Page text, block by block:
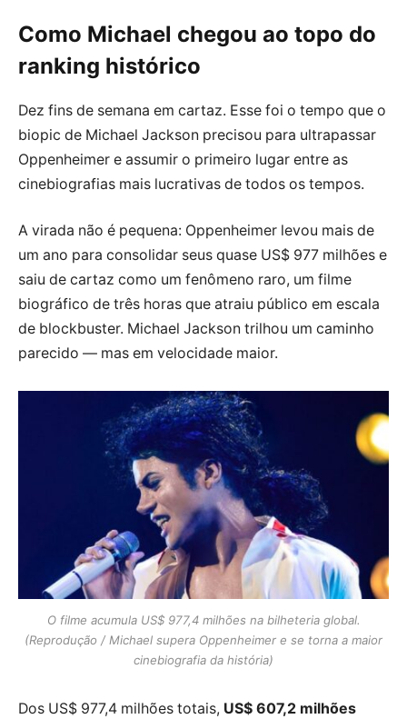
Como Michael chegou ao topo do
ranking histórico
Dez fins de semana em cartaz. Esse foi o tempo que o
biopic de Michael Jackson precisou para ultrapassar
Oppenheimer e assumir o primeiro lugar entre as
cinebiografias mais lucrativas de todos os tempos.
A virada não é pequena: Oppenheimer levou mais de
um ano para consolidar seus quase US$ 977 milhões e
saiu de cartaz como um fenômeno raro, um filme
biográfico de três horas que atraiu público em escala
de blockbuster. Michael Jackson trilhou um caminho
parecido — mas em velocidade maior.
O filme acumula US$ 977,4 milhões na bilheteria global.
(Reprodução / Michael supera Oppenheimer e se torna a maior
cinebiografia da história)
Dos US$ 977,4 milhões totais, US$ 607,2 milhões